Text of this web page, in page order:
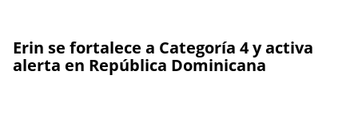
Erin se fortalece a Categoría 4 y activa
alerta en República Dominicana